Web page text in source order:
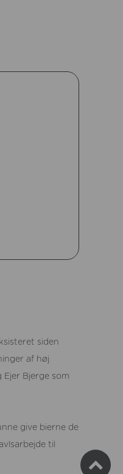
siden
af høj
Bjerge som
give bierne de
til